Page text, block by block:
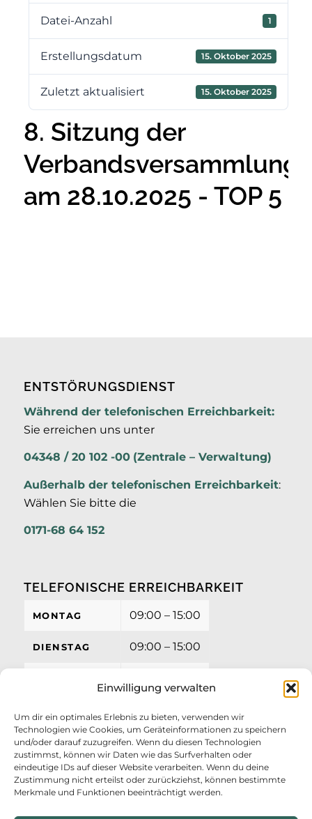
Einwilligung verwalten
Um dir ein optimales Erlebnis zu bieten, verwenden wir
Technologien wie Cookies, um Geräteinformationen zu speichern
und/oder darauf zuzugreifen. Wenn du diesen Technologien
zustimmst, können wir Daten wie das Surfverhalten oder
eindeutige IDs auf dieser Website verarbeiten. Wenn du deine
Zustimmung nicht erteilst oder zurückziehst, können bestimmte
Merkmale und Funktionen beeinträchtigt werden.
Datei-Anzahl 1
Erstellungsdatum 15. Oktober 2025
Zuletzt aktualisiert 15. Oktober 2025
8. Sitzung der
Verbandsversammlung
am 28.10.2025 - TOP 5
ENTSTÖRUNGSDIENST
Während der telefonischen Erreichbarkeit:
Sie erreichen uns unter
04348 / 20 102 -00 (Zentrale – Verwaltung)
Außerhalb der telefonischen Erreichbarkeit:
Wählen Sie bitte die
0171-68 64 152
TELEFONISCHE ERREICHBARKEIT
MONTAG 09:00 – 15:00
DIENSTAG 09:00 – 15:00
FREITAG 09:00 – 12:00